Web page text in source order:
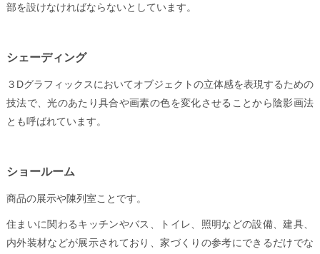
部を設けなければならないとしています。
シェーディング
３Dグラフィックスにおいてオブジェクトの立体感を表現するための
技法で、光のあたり具合や画素の色を変化させることから陰影画法
とも呼ばれています。
ショールーム
商品の展示や陳列室ことです。
住まいに関わるキッチンやバス、トイレ、照明などの設備、建具、
内外装材などが展示されており、家づくりの参考にできるだけでな